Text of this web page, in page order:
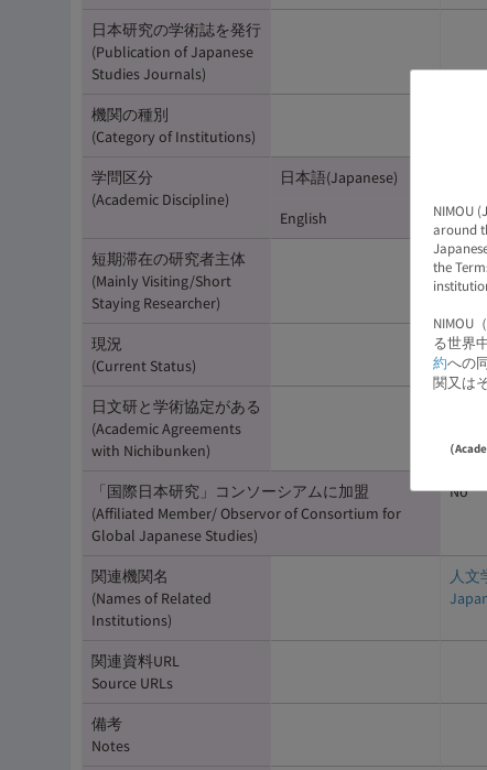
日本研究の学術誌を発行
(Publication of Japanese
Studies Journals)
機関の種別
(Category of Institutions)
大
学問区分
(Academic Discipline)
日本語(Japanese)
English
短期滞在の研究者主体
(Mainly Visiting/Short
Staying Researcher)
No
現況
(Current Status)
活動
日文研と学術協定がある
(Academic Agreements
with Nichibunken)
「国際日本研究」コンソーシアムに加盟
(Affiliated Member/ Observor of Consortium for
Global Japanese Studies)
No
関連機関名
(Names of Related
Institutions)
人文
関連資料URL
Source URLs
備考
Notes
NIMOU
around
the
NIMOU
る世界
約への
関又は
（